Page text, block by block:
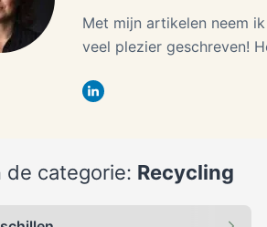
Met mijn artikelen neem
veel plezier geschreven!
de categorie: Recycling